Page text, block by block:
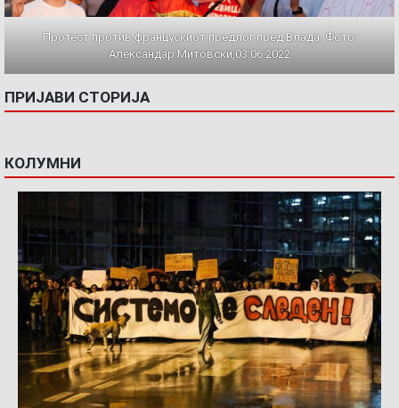
Протест против францускиот предлог пред Влада. Фото:
Александар Митовски,03.06.2022
ПРИЈАВИ СТОРИЈА
КОЛУМНИ